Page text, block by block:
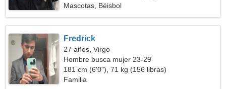
Mascotas, Béisbol
Fredrick
27 años, Virgo
Hombre busca mujer 23-29
181 cm (6'0"), 71 kg (156 libras)
Familia